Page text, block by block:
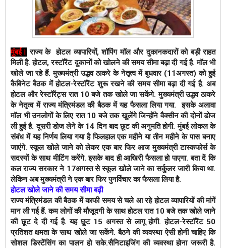
मुंबई । राज्य के  होटल व्यापारियों, शॉपिंग मॉल और दुकानकदारों को बड़ी राहत
मिली है. होटल, रस्टॉरेंट दुकानों को खोलने की समय सीमा बढ़ा दी गई है. मॉल भी
खोले जा रहे हैं. मुख्यमंत्री उद्धव ठाकरे के नेतृत्व में बुधवार (11अगस्त) को हुई
कैबिनेट बैठक में होटल-रेस्टॉरेंट शुरू रखने की समय सीमा बढ़ा दी गई है. अब
होटल और रेस्टॉरेंट्स रात 10 बजे तक खोले जा सकेंगे. मुख्यमंत्री उद्धव ठाकरे
के नेतृत्व में राज्य मंत्रिमंडल की बैठक में यह फैसला लिया गया.  इसके अलावा
मॉल भी उनलोगों के लिए रात 10 बजे तक खुलेंगे जिन्होंने वैक्सीन की दोनों डोज
ली हुई है. दूसरी डोज लेने के 14 दिन बाद छूट की अनुमति होगी. मुंबई लोकल के
संबंध में यह निर्णय लिया गया है फिलहाल एक महीने या तीन महीने के पास बनाए
जाएंगे. स्कूल खोले जाने को लेकर एक बार फिर आज मुख्यमंत्री टास्कफोर्स के
सदस्यों के साथ मीटिंग करेंगे. इसके बाद ही आखिरी फैसला हो पाएगा. बता दें कि
कल राज्य सरकार ने 17अगस्त से स्कूल खोले जाने का सर्कुलर जारी किया था.
लेकिन अब मुख्यमंत्री ने एक बार फिर पुनर्विचार का फैसला लिया है.
होटल खोले जाने की समय सीमा बढ़ी
राज्य मंत्रिमंडल की बैठक में काफी समय से चले आ रहे होटल व्यापारियों की मांगें
मान ली गई हैं. कम लोगों की मौजूदगी के साथ होटल रात 10 बजे तक खोले जाने
की छूट दे दी गई है. यह छूट 15 अगस्त से लागू होगी. होटल-रेस्टॉरेंट 50
प्रतिशत क्षमता के साथ खोले जा सकेंगे. बैठने की व्यवस्था ऐसी होनी चाहिए कि
सोशल डिस्टेंसिंग का पालन हो सके.सैनिटाइजिंग की व्यवस्था होना जरूरी है.